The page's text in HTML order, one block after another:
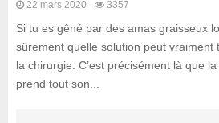
22 mars 2020 3357
Si tu es gêné par des amas graisseux
sûrement quelle solution peut vraiment
la chirurgie. C’est précisément là que
prend tout son...